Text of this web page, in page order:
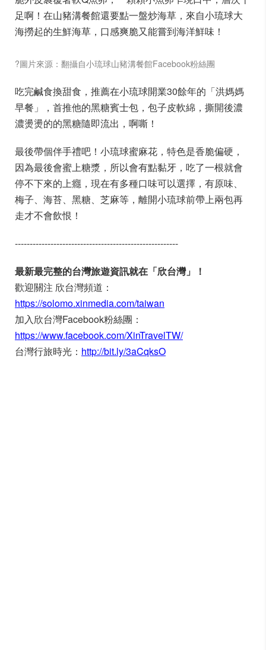
足啊！在山豬溝餐館還要點一盤炒海草，來自小琉球大
海撈起的生鮮海草，口感爽脆又能嘗到海洋鮮味！
?圖片來源：翻攝自小琉球山豬溝餐館Facebook粉絲團
吃完鹹食換甜食，推薦在小琉球開業30餘年的「洪媽媽
早餐」，首推他的黑糖賓士包，包子皮軟綿，撕開後濃
濃燙燙的的黑糖隨即流出，啊嘶！
最後帶個伴手禮吧！小琉球蜜麻花，特色是香脆偏硬，
因為最後會蜜上糖漿，所以會有點黏牙，吃了一根就會
停不下來的上癮，現在有多種口味可以選擇，有原味、
梅子、海苔、黑糖、芝麻等，離開小琉球前帶上兩包再
走才不會飲恨！
-------------------------------------------------------
最新最完整的台灣旅遊資訊就在「欣台灣」！
歡迎關注 欣台灣頻道：
https://solomo.xinmedia.com/taiwan
加入欣台灣Facebook粉絲團：
https://www.facebook.com/XinTravelTW/
台灣行旅時光： http://bit.ly/3aCqksO